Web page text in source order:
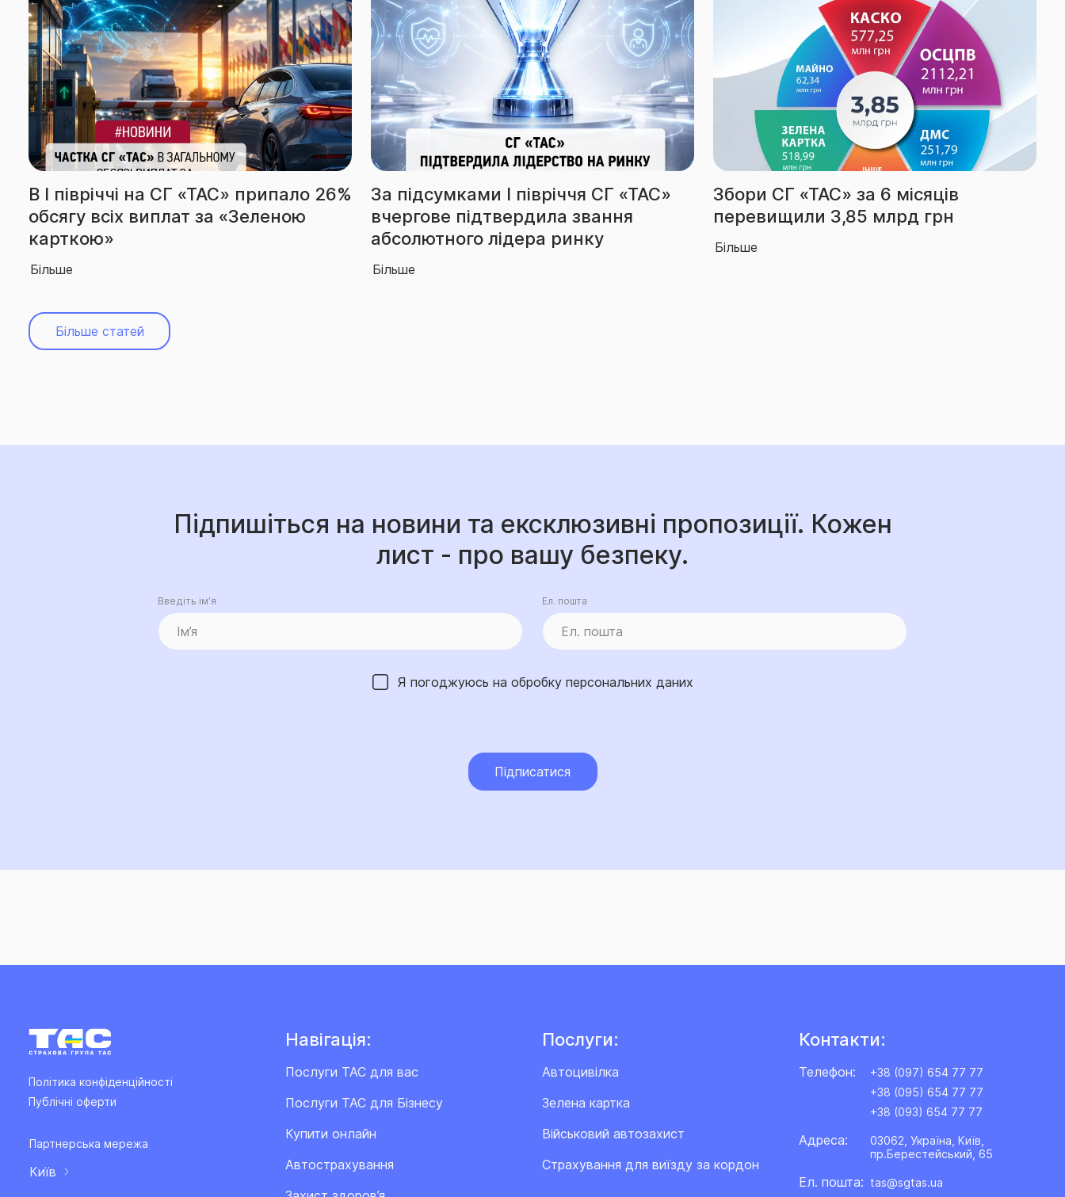
За підсумками І півріччя СГ «ТАС»
вчергове підтвердила звання
абсолютного лідера ринку
Більше
Збори СГ «ТАС» за 6 місяців
перевищили 3,85 млрд грн
Більше
Виплати СГ «ТАС» за І півріччя
зросли на 66% – до 2,14 млрд грн
Більше
Більше статей
Підпишіться на новини та ексклюзивні пропозиції. Кожен
лист - про вашу безпеку.
Введіть ім’я Ел. пошта
Я погоджуюсь на обробку персональних даних
Підписатися
Політика конфіденційності
Публічні оферти
Партнерська мережа
Київ
Навігація:
Послуги ТАС для вас
Послуги ТАС для Бізнесу
Купити онлайн
Автострахування
Послуги:
Автоцивілка
Зелена картка
Військовий автозахист
Cтрахування для виїзду за кордон
Контакти:
Телефон:
+38 (097) 654 77 77
+38 (095) 654 77 77
+38 (093) 654 77 77
Адреса:
03062, Україна, Київ,
пр.Берестейський, 65
Ел. пошта: tas@sgtas.ua